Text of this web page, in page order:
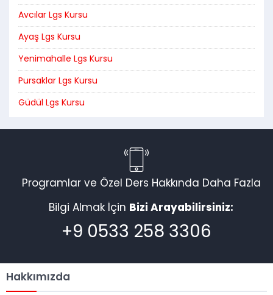
Avcılar Lgs Kursu
Ayaş Lgs Kursu
Yenimahalle Lgs Kursu
Pursaklar Lgs Kursu
Güdül Lgs Kursu
Programlar ve Özel Ders Hakkında Daha Fazla
Bilgi Almak İçin Bizi Arayabilirsiniz:
+9 0533 258 3306
Hakkımızda